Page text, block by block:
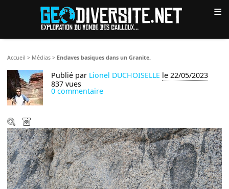
≡
Accueil > Médias > Enclaves basiques dans un Granite.
Publié par Lionel DUCHOISELLE le 22/05/2023
837 vues
0 commentaire